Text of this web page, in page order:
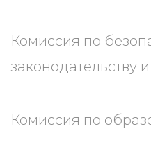
Комиссия по
законодательству
Комиссия по